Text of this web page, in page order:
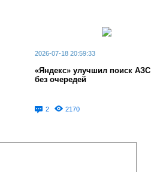
2026-07-18 20:59:33
«Яндекс» улучшил поиск АЗС
без очередей
2 2170